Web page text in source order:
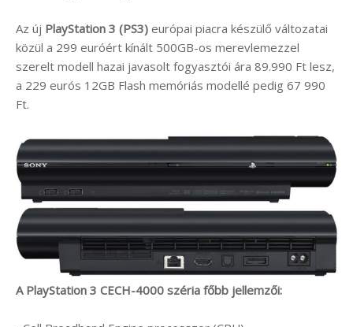
Az új PlayStation 3 (PS3) európai piacra készülő változatai
közül a 299 euróért kínált 500GB-os merevlemezzel
szerelt modell hazai javasolt fogyasztói ára 89.990 Ft lesz,
a 229 eurós 12GB Flash memóriás modellé pedig 67 990
Ft.
A PlayStation 3 CECH-4000 széria főbb jellemzői: